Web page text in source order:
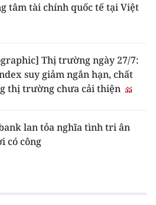
tâm tài chính quốc tế tại Việt
Thị trường ngày 27/7:
suy giảm ngắn hạn, chất
thị trường chưa cải thiện
lan tỏa nghĩa tình tri ân
có công